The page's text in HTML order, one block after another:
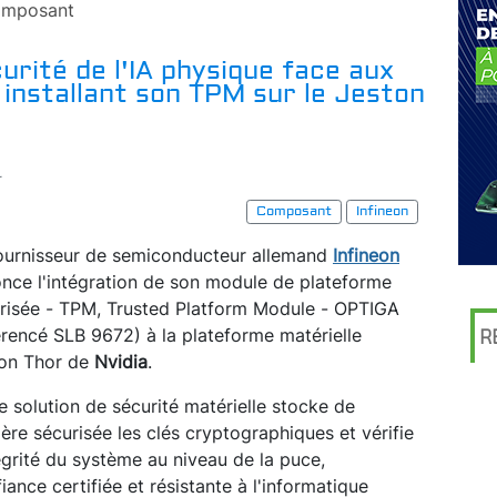
de l'IA physique face aux
son TPM sur le Jeston
Composant
Infineon
de semiconducteur allemand Infineon
l'intégration de son module de plateforme
- TPM, Trusted Platform Module - OPTIGA
SLB 9672) à la plateforme matérielle
Thor de Nvidia.
solution de sécurité matérielle stocke de
sécurisée les clés cryptographiques et vérifie
du système au niveau de la puce,
certifiée et résistante à l'informatique